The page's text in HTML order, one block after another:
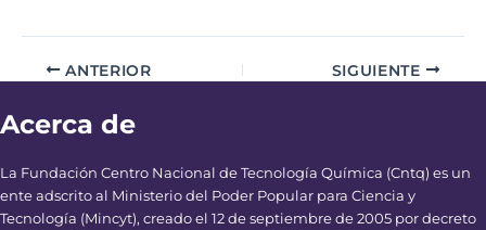
ANTERIOR SIGUIENTE
Acerca de
La Fundación Centro Nacional de Tecnología Química (Cntq) es un
ente adscrito al Ministerio del Poder Popular para Ciencia y
Tecnología (Mincyt), creado el 12 de septiembre de 2005 por decreto